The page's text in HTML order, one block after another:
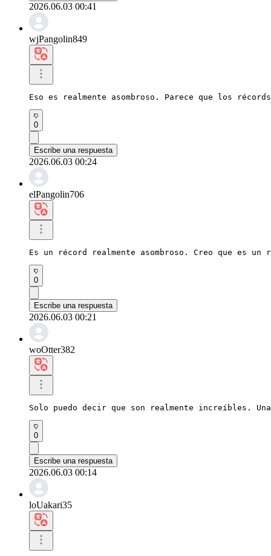
2026.06.03 00:41
wjPangolin849
Eso es realmente asombroso. Parece que los
0
Escribe una respuesta
2026.06.03 00:24
elPangolin706
Es un récord realmente asombroso. Creo que es
0
Escribe una respuesta
2026.06.03 00:21
woOtter382
Solo puedo decir que son realmente increíbles.
0
Escribe una respuesta
2026.06.03 00:14
loUakari35